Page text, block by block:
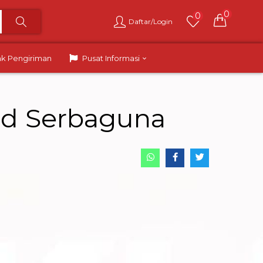
Daftar/Login
0 0
Pengiriman Pusat Informasi
Serbaguna